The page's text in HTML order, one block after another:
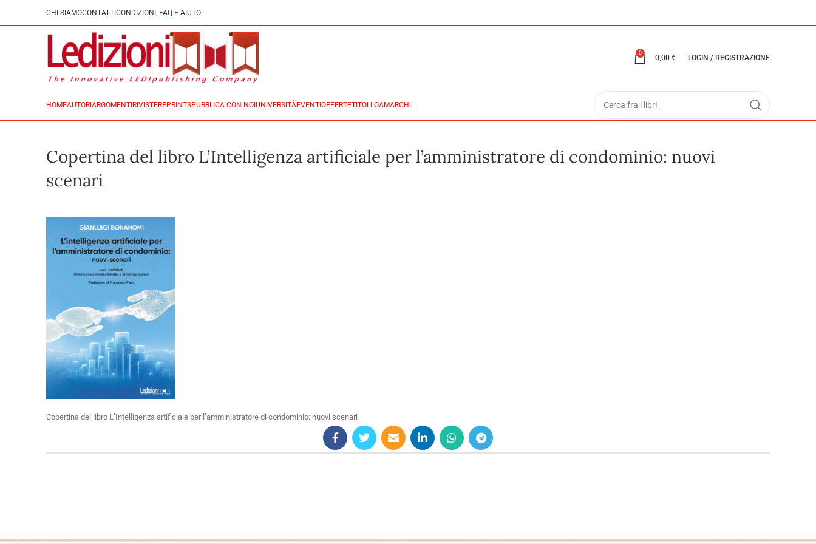
CHI SIAMOCONTATTI CONDIZIONI, FAQ E AIUTO
0
0,00 € LOGIN / REGISTRAZIONE
HOMEAUTORI ARGOMENTI RIVISTEREPRINTSPUBBLICA CON NOI UNIVERSITÀEVENTI OFFERTETITOLI OAMARCHI
Copertina del libro L’Intelligenza artificiale per l’amministratore di condominio: nuovi
scenari
Copertina del libro L’Intelligenza artificiale per l’amministratore di condominio: nuovi scenari